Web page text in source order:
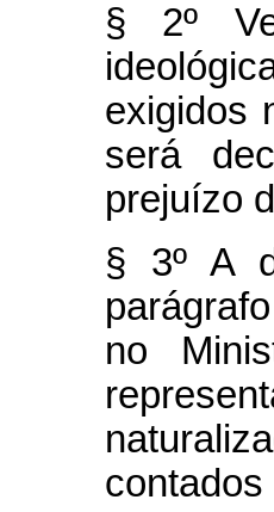
§ 2º
exigidos
será
prejuízo
§ 3º A
no
contados